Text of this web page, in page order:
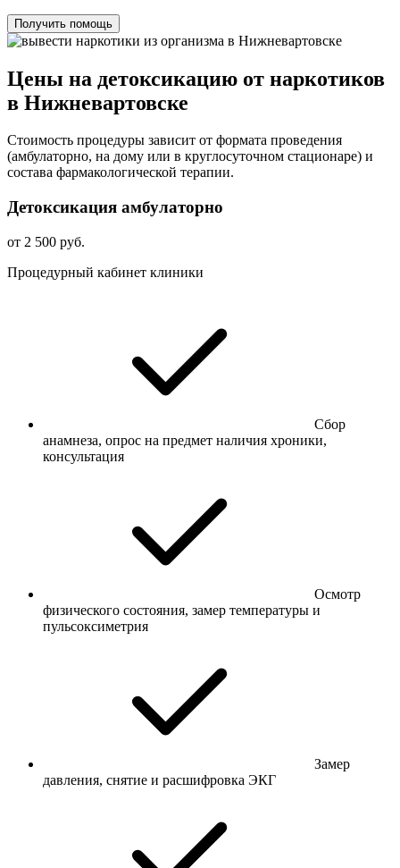
Получить помощь
Цены на детоксикацию от наркотиков
в Нижневартовске
Стоимость процедуры зависит от формата проведения
(амбулаторно, на дому или в круглосуточном стационаре) и
состава фармакологической терапии.
Детоксикация амбулаторно
от 2 500 руб.
Процедурный кабинет клиники
Сбор
анамнеза, опрос на предмет наличия хроники,
консультация
Осмотр
физического состояния, замер температуры и
пульсоксиметрия
Замер
давления, снятие и расшифровка ЭКГ